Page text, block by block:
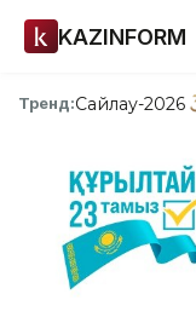
KAZINFORM
Тренд:Сайлау-2026